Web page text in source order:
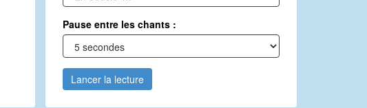
Pause entre les chants :
Lancer la lecture